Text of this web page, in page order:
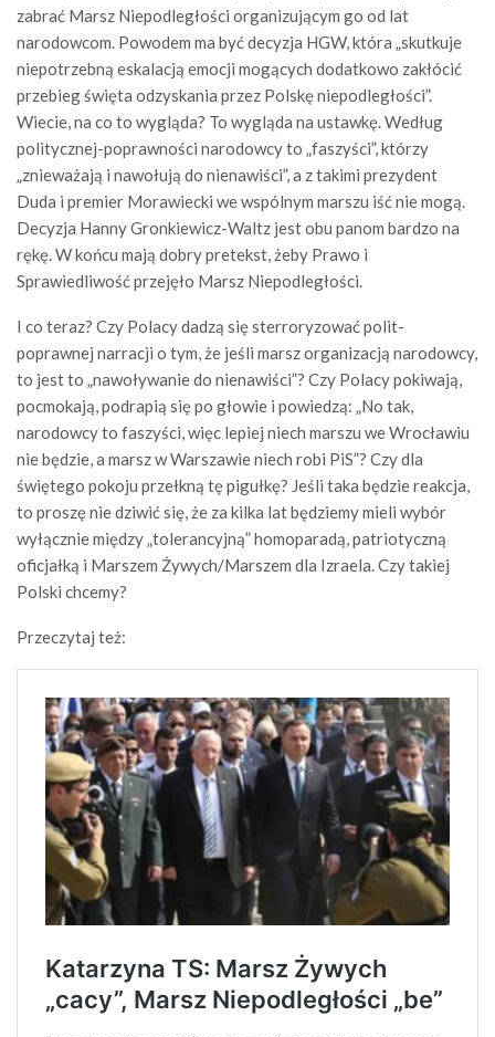
zabrać Marsz Niepodległości organizującym go od lat
narodowcom. Powodem ma być decyzja HGW, która „skutkuje
niepotrzebną eskalacją emocji mogących dodatkowo zakłócić
przebieg święta odzyskania przez Polskę niepodległości”.
Wiecie, na co to wygląda? To wygląda na ustawkę. Według
politycznej-poprawności narodowcy to „faszyści”, którzy
„znieważają i nawołują do nienawiści”, a z takimi prezydent
Duda i premier Morawiecki we wspólnym marszu iść nie mogą.
Decyzja Hanny Gronkiewicz-Waltz jest obu panom bardzo na
rękę. W końcu mają dobry pretekst, żeby Prawo i
Sprawiedliwość przejęło Marsz Niepodległości.
I co teraz? Czy Polacy dadzą się sterroryzować polit-
poprawnej narracji o tym, że jeśli marsz organizacją narodowcy,
to jest to „nawoływanie do nienawiści”? Czy Polacy pokiwają,
pocmokają, podrapią się po głowie i powiedzą: „No tak,
narodowcy to faszyści, więc lepiej niech marszu we Wrocławiu
nie będzie, a marsz w Warszawie niech robi PiS”? Czy dla
świętego pokoju przełkną tę pigułkę? Jeśli taka będzie reakcja,
to proszę nie dziwić się, że za kilka lat będziemy mieli wybór
wyłącznie między „tolerancyjną” homoparadą, patriotyczną
oficjałką i Marszem Żywych/Marszem dla Izraela. Czy takiej
Polski chcemy?
Przeczytaj też: